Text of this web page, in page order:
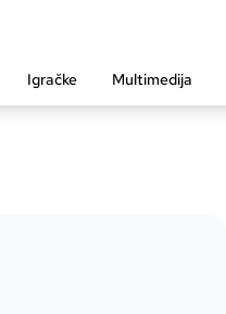
Igračke Multimedija